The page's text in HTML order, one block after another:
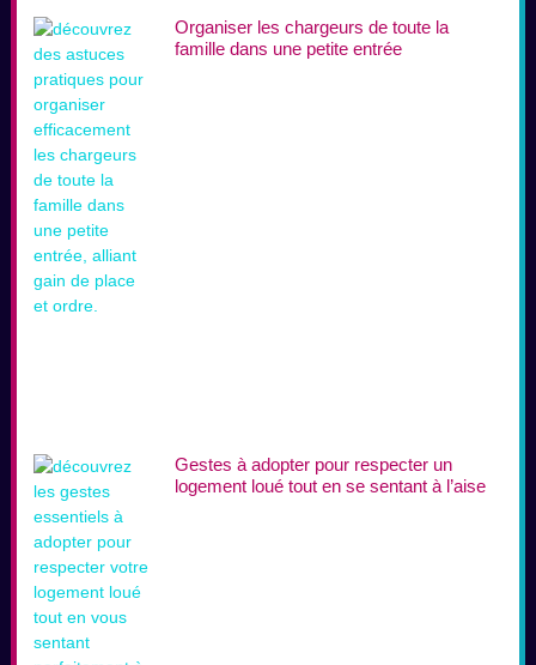
Organiser les chargeurs de toute la
famille dans une petite entrée
Gestes à adopter pour respecter un
logement loué tout en se sentant à l’aise